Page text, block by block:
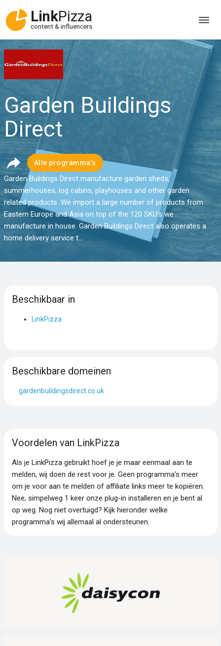
LinkPizza
content & influencers
Garden Buildings
Direct
Alle programma’s
Garden Buildings Direct manufacture garden sheds,
summerhouses, log cabins, playhouses and other garden
related products. We import a large number of products from
Eastern Europe and Asia on top of the 120 SKU’s we
manufacture in house. Garden Buildings Direct also operates a
home delivery service t...
Beschikbaar in
LinkPizza
Beschikbare domeinen
gardenbuildingsdirect.co.uk
Voordelen van LinkPizza
Als je LinkPizza gebruikt hoef je je maar eenmaal aan te
melden, wij doen de rest voor je. Geen programma’s meer
om je voor aan te melden of affiliate links meer te kopiëren.
Nee, simpelweg 1 keer onze plug-in installeren en je bent al
op weg. Nog niet overtuigd? Kijk hieronder welke
programma’s wij allemaal al ondersteunen.